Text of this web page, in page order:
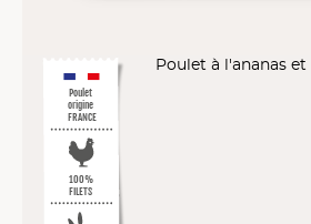
Poulet
origine
FRANCE
100%
FILETS
Poulet à l'ananas